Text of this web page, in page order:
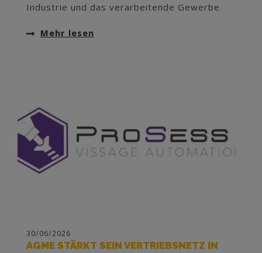
Industrie und das verarbeitende Gewerbe.
Mehr lesen
30/06/2026
AGME STÄRKT SEIN VERTRIEBSNETZ IN